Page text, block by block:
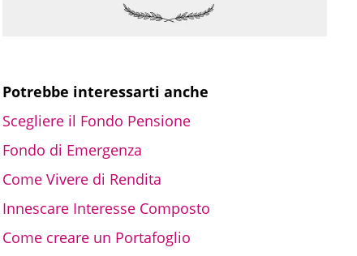
Potrebbe interessarti anche
Scegliere il Fondo Pensione
Fondo di Emergenza
Come Vivere di Rendita
Innescare Interesse Composto
Come creare un Portafoglio